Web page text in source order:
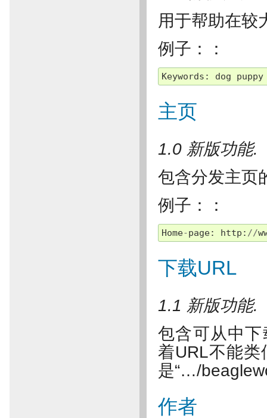
用于帮助在较
例子：：
Keywords : dog puppy
主页
1.0 新版功能.
包含分发主页
例子：：
Home-page: http : //
下载URL
1.1 新版功能.
包含可从中
着URL不能类
是“…/
作者